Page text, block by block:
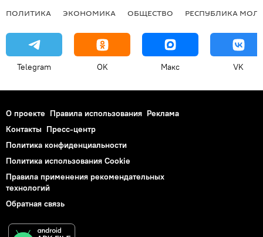
ПОЛИТИКА ЭКОНОМИКА ОБЩЕСТВО РЕСПУБЛИКА
Telegram OK Макс VK
О проекте Правила использования Реклама
Контакты Пресс-центр
Политика конфиденциальности
Политика использования Cookie
Правила применения рекомендательных
технологий
Обратная связь